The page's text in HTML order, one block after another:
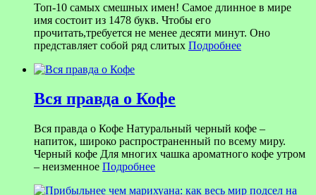
Топ-10 самых смешных имен! Самое длинное в мире
имя состоит из 1478 букв. Чтобы его
прочитать,требуется не менее десяти минут. Оно
представляет собой ряд слитых Подробнее
Вся правда о Кофе
Вся правда о Кофе Натуральный черный кофе –
напиток, широко распространенный по всему миру.
Черный кофе Для многих чашка ароматного кофе утром
– неизменное Подробнее